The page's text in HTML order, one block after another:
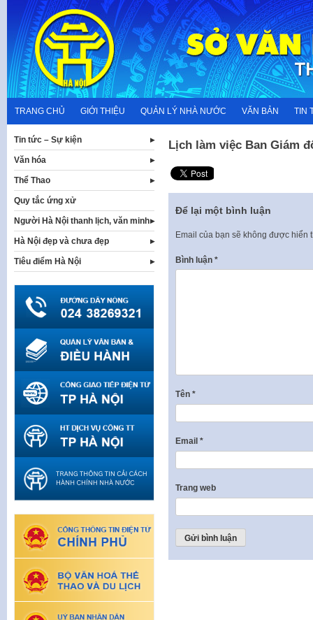
content
TRANG CHỦ GIỚI THIỆU QUẢN LÝ NHÀ NƯỚC VĂN BẢN TIN
Lịch làm việc Ban Giám
Để lại một bình luận
Email của bạn sẽ không được hiển
Bình luận *
Tên *
Email *
Trang web
Tin tức – Sự kiện
Văn hóa
Thể Thao
Quy tắc ứng xử
Người Hà Nội thanh lịch, văn minh
Hà Nội đẹp và chưa đẹp
Tiêu điểm Hà Nội